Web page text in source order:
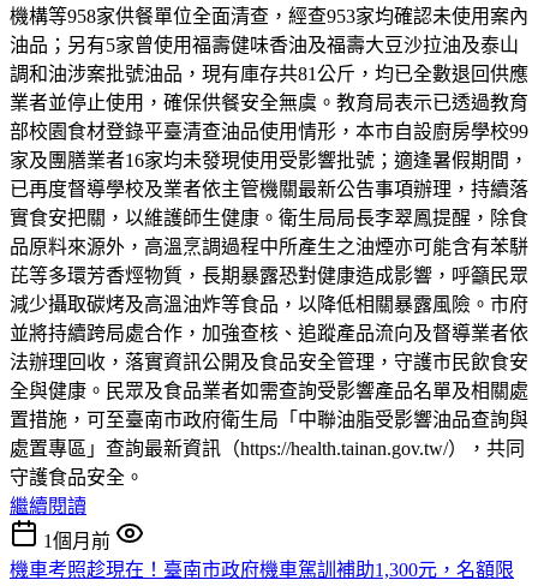
機構等958家供餐單位全面清查，經查953家均確認未使用案內
油品；另有5家曾使用福壽健味香油及福壽大豆沙拉油及泰山
調和油涉案批號油品，現有庫存共81公斤，均已全數退回供應
業者並停止使用，確保供餐安全無虞。教育局表示已透過教育
部校園食材登錄平臺清查油品使用情形，本市自設廚房學校99
家及團膳業者16家均未發現使用受影響批號；適逢暑假期間，
已再度督導學校及業者依主管機關最新公告事項辦理，持續落
實食安把關，以維護師生健康。衛生局局長李翠鳳提醒，除食
品原料來源外，高溫烹調過程中所產生之油煙亦可能含有苯駢
芘等多環芳香烴物質，長期暴露恐對健康造成影響，呼籲民眾
減少攝取碳烤及高溫油炸等食品，以降低相關暴露風險。市府
並將持續跨局處合作，加強查核、追蹤產品流向及督導業者依
法辦理回收，落實資訊公開及食品安全管理，守護市民飲食安
全與健康。民眾及食品業者如需查詢受影響產品名單及相關處
置措施，可至臺南市政府衛生局「中聯油脂受影響油品查詢與
處置專區」查詢最新資訊（https://health.tainan.gov.tw/），共同
守護食品安全。
繼續閱讀
1個月前
機車考照趁現在！臺南市政府機車駕訓補助1,300元，名額限